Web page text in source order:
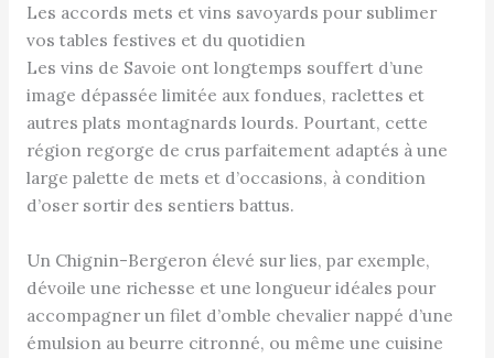
Les accords mets et vins savoyards pour sublimer
vos tables festives et du quotidien
Les vins de Savoie ont longtemps souffert d’une
image dépassée limitée aux fondues, raclettes et
autres plats montagnards lourds. Pourtant, cette
région regorge de crus parfaitement adaptés à une
large palette de mets et d’occasions, à condition
d’oser sortir des sentiers battus.
Un Chignin-Bergeron élevé sur lies, par exemple,
dévoile une richesse et une longueur idéales pour
accompagner un filet d’omble chevalier nappé d’une
émulsion au beurre citronné, ou même une cuisine